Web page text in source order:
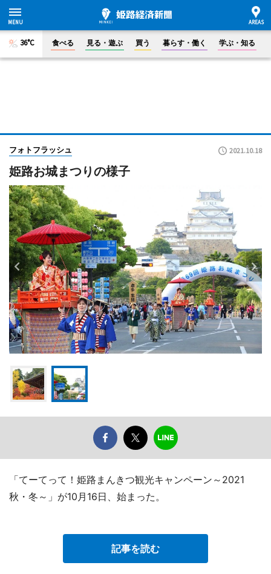
36°C 食べる 見る・遊ぶ 買う 暮らす・働く 学ぶ・知る
フォトフラッシュ 2021.10.18
姫路お城まつりの様子
「てーてって！姫路まんきつ観光キャンペーン～2021
秋・冬～」が10月16日、始まった。
記事を読む